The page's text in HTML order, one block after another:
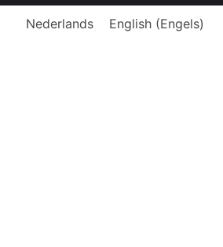
Nederlands English(Engels)